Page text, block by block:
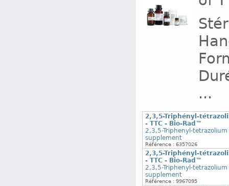
...
2,3,5-Triphényl-
- TTC - Bio-Rad™
2,3,5-Triphenyl-
supplement
Référence : 6357026
2,3,5-Triphényl-
- TTC - Bio-Rad™
2,3,5-Triphenyl-
supplement
Référence : 9967095